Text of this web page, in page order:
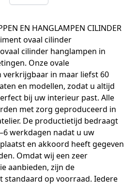
EN HANGLAMPEN CILINDER
ovaal cilinder
cilinder hanglampen in
Onze ovale
verkrijgbaar in maar liefst 60
en modellen, zodat u altijd
bij uw interieur past. Alle
met zorg geproduceerd in
De productietijd bedraagt
werkdagen nadat u uw
en akkoord heeft gegeven
Omdat wij een zeer
aanbieden, zijn de
standaard op voorraad. Iedere